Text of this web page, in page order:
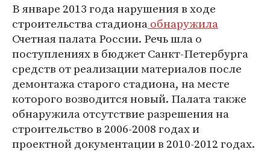
В январе 2013 года нарушения в ходе
строительства стадионаобнаружила
Счетная палата России. Речь шла о
поступлениях в бюджет Санкт-Петербурга
средств от реализации материалов после
демонтажа старого стадиона, на месте
которого возводится новый. Палата также
обнаружила отсутствие разрешения на
строительство в 2006-2008 годах и
проектной документации в 2010-2012 годах.